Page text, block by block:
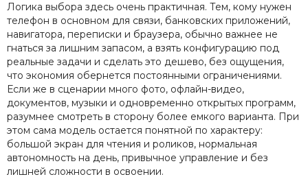
Логика выбора здесь очень практичная. Тем, кому нужен
телефон в основном для связи, банковских приложений,
навигатора, переписки и браузера, обычно важнее не
гнаться за лишним запасом, а взять конфигурацию под
реальные задачи и сделать это дешево, без ощущения,
что экономия обернется постоянными ограничениями.
Если же в сценарии много фото, офлайн-видео,
документов, музыки и одновременно открытых программ,
разумнее смотреть в сторону более емкого варианта. При
этом сама модель остается понятной по характеру:
большой экран для чтения и роликов, нормальная
автономность на день, привычное управление и без
лишней сложности в освоении.